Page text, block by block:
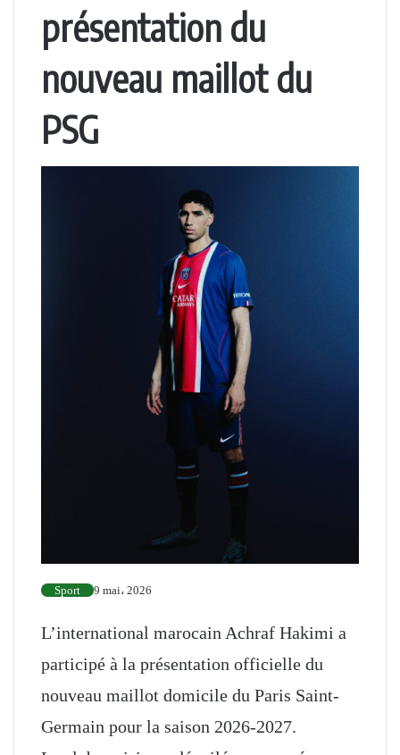
présentation du
nouveau maillot du
PSG
Sport 9 mai، 2026
L’international marocain Achraf Hakimi a
participé à la présentation officielle du
nouveau maillot domicile du Paris Saint-
Germain pour la saison 2026-2027.